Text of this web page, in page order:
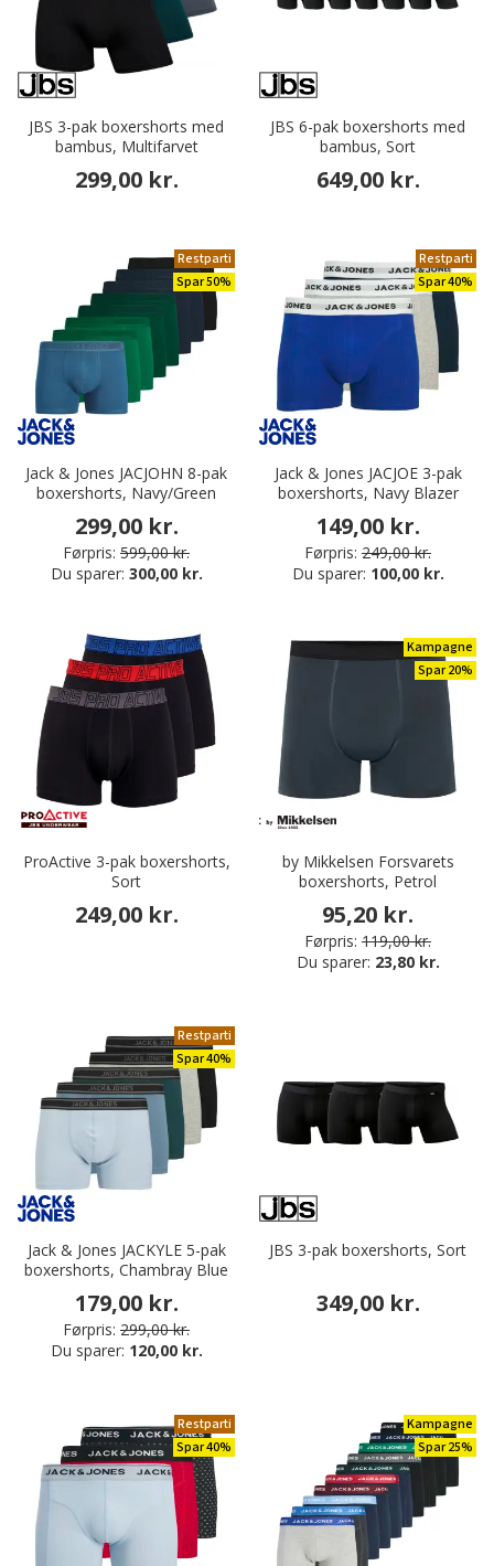
JBS 3-pak boxershorts med
bambus, Multifarvet
299,00 kr.
JBS 6-pak boxershorts med
bambus, Sort
649,00 kr.
Restparti
Spar 50%
Jack & Jones JACJOHN 8-pak
boxershorts, Navy/Green
299,00 kr.
Førpris: 599,00 kr.
Du sparer: 300,00 kr.
Restparti
Spar 40%
Jack & Jones JACJOE 3-pak
boxershorts, Navy Blazer
149,00 kr.
Førpris: 249,00 kr.
Du sparer: 100,00 kr.
ProActive 3-pak boxershorts,
Sort
249,00 kr.
Kampagne
Spar 20%
by Mikkelsen Forsvarets
boxershorts, Petrol
95,20 kr.
Førpris: 119,00 kr.
Du sparer: 23,80 kr.
Restparti
Spar 40%
Jack & Jones JACKYLE 5-pak
boxershorts, Chambray Blue
179,00 kr.
Førpris: 299,00 kr.
Du sparer: 120,00 kr.
JBS 3-pak boxershorts, Sort
349,00 kr.
Restparti
Spar 40%
Kampagne
Spar 25%